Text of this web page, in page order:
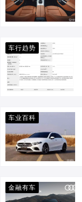
车行趋势
车业百科
金融有车